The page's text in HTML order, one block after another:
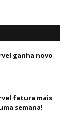
ganha novo
fatura mais
semana!